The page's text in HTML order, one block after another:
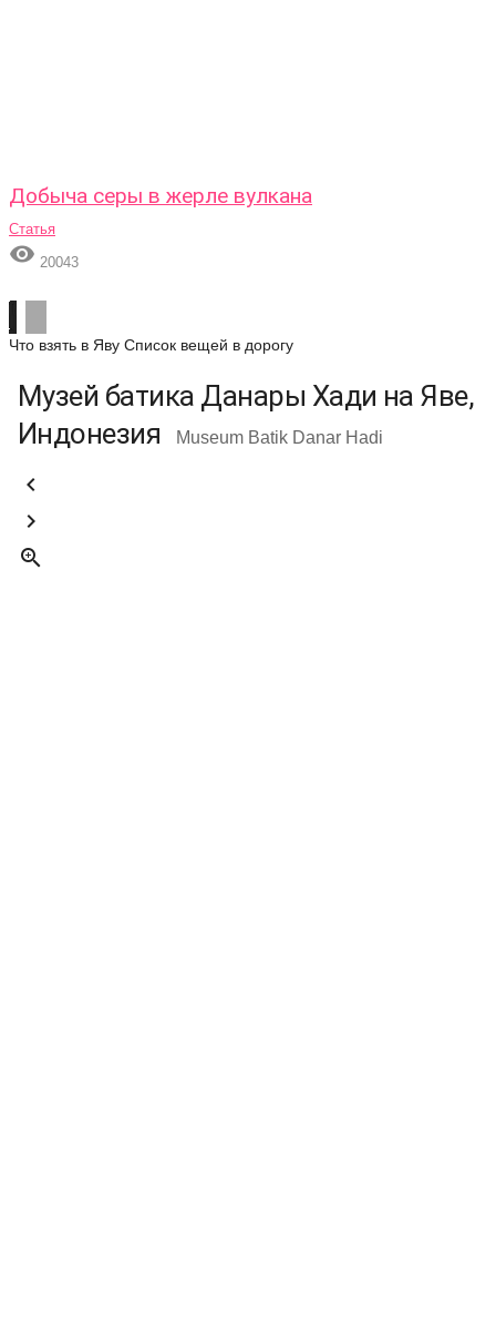
Добыча серы в жерле вулкана
Статья
 20043
Что взять в Яву Список вещей в дорогу
Музей батика Данары Хади на Яве,
Индонезия
Museum Batik Danar Hadi


